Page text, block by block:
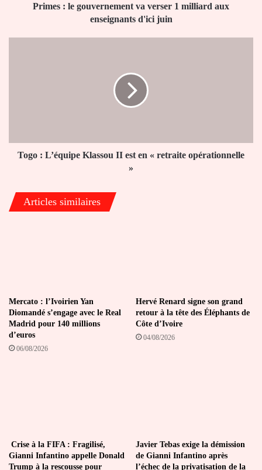
enseignantsPrimes : le gouvernement va verser 1 milliard aux
enseignants d'ici juin
retraite
opérationnelle
Togo : L’équipe Klassou II est en « retraite opérationnelle
»
Articles similaires
Mercato : l’Ivoirien Yan
Diomandé s’engage avec le Real
Madrid pour 140 millions
d’euros
06/08/2026
Hervé Renard signe son grand
retour à la tête des Éléphants de
Côte d’Ivoire
04/08/2026
Crise à la FIFA : Fragilisé,
Gianni Infantino appelle Donald
Trump à la rescousse pour
Javier Tebas exige la démission
de Gianni Infantino après
l’échec de la privatisation de la